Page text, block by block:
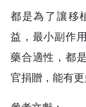
都是為了讓移
益，最小副作
藥合適性，都
官捐贈，能有更